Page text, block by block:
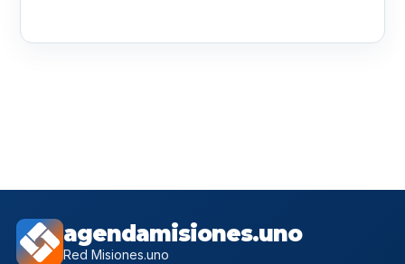
agendamisiones.uno
Red Misiones.uno